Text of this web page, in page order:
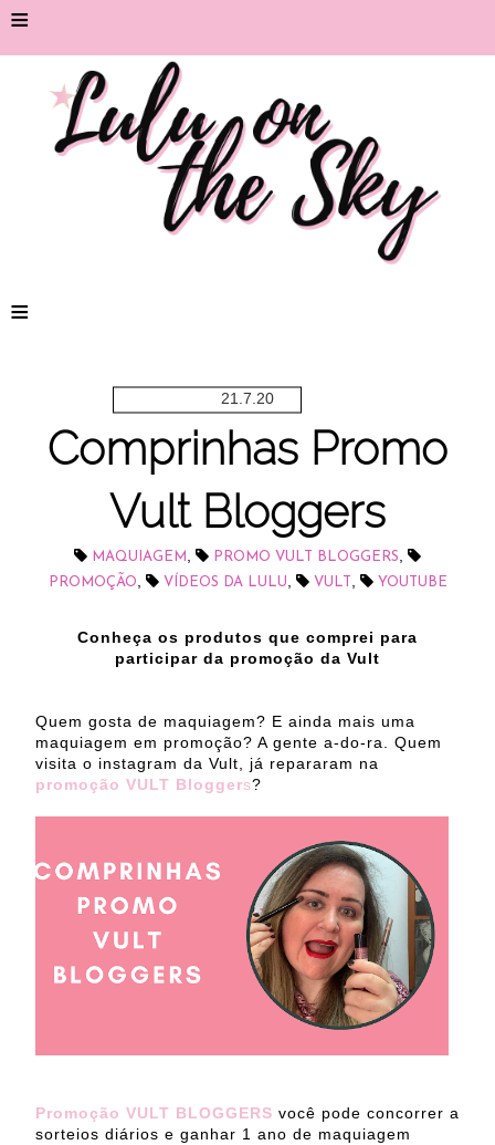
≡
≡
21.7.20
Comprinhas Promo
Vult Bloggers
MAQUIAGEM , PROMO VULT BLOGGERS,
PROMOÇÃO, VÍDEOS DA LULU, VULT , YOUTUBE
Conheça os produtos que comprei para
participar da promoção da Vult
Quem gosta de maquiagem? E ainda mais uma
maquiagem em promoção? A gente a-do-ra. Quem
visita o instagram da Vult, já repararam na
promoção VULT Bloggers?
Promoção VULT BLOGGERS você pode concorrer a
sorteios diários e ganhar 1 ano de maquiagem